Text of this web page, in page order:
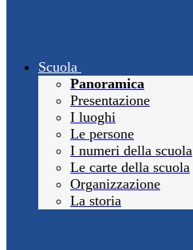
Scuola
Panoramica
Presentazione
I luoghi
Le persone
I numeri della scuola
Le carte della scuola
Organizzazione
La storia